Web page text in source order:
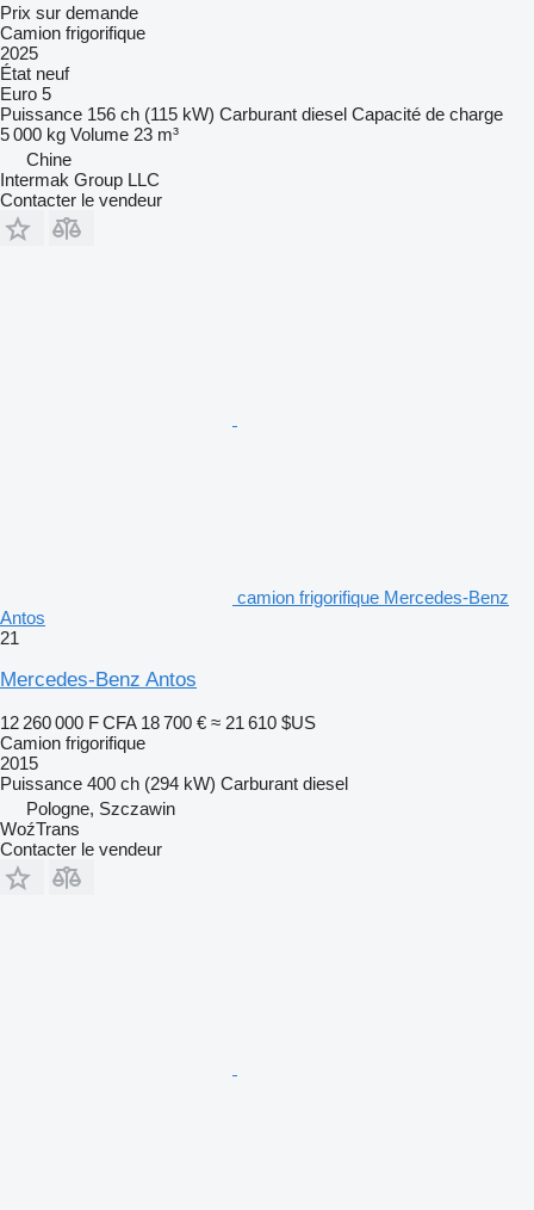
Prix sur demande
Camion frigorifique
2025
État neuf
Euro 5
Puissance 156 ch (115 kW) Carburant diesel Capacité de charge
5 000 kg Volume 23 m³
Chine
Intermak Group LLC
Contacter le vendeur
camion frigorifique Mercedes-Benz
Antos
21
Mercedes-Benz Antos
12 260 000 F CFA 18 700 € ≈ 21 610 $US
Camion frigorifique
2015
Puissance 400 ch (294 kW) Carburant diesel
Pologne, Szczawin
WoźTrans
Contacter le vendeur